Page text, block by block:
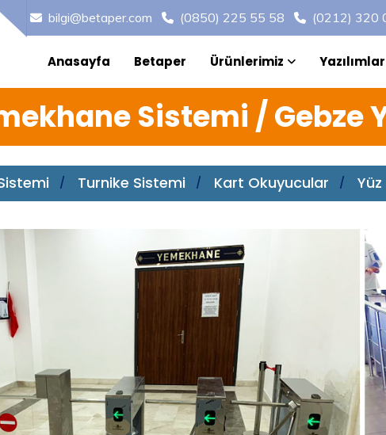
bilgi@betaper.com (0850) 225 55 58 (0212) 320
Anasayfa Betaper Ürünlerimiz Yazılımlar
Sistemi /
Turnike Sistemi Kart Okuyucular